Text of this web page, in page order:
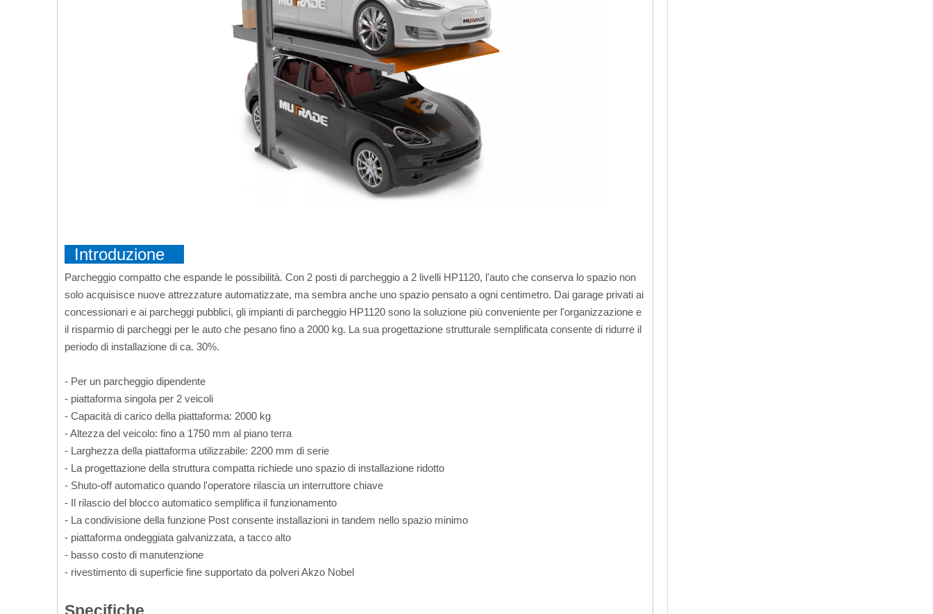
Introduzione
Parcheggio compatto che espande le possibilità. Con 2 posti di parcheggio a 2 livelli HP1120, l'auto che conserva lo spazio non
solo acquisisce nuove attrezzature automatizzate, ma sembra anche uno spazio pensato a ogni centimetro. Dai garage privati ​​ai
concessionari e ai parcheggi pubblici, gli impianti di parcheggio HP1120 sono la soluzione più conveniente per l'organizzazione e
il risparmio di parcheggi per le auto che pesano fino a 2000 kg. La sua progettazione strutturale semplificata consente di ridurre il
periodo di installazione di ca. 30%.
- Per un parcheggio dipendente
- piattaforma singola per 2 veicoli
- Capacità di carico della piattaforma: 2000 kg
- Altezza del veicolo: fino a 1750 mm al piano terra
- Larghezza della piattaforma utilizzabile: 2200 mm di serie
- La progettazione della struttura compatta richiede uno spazio di installazione ridotto
- Shuto-off automatico quando l'operatore rilascia un interruttore chiave
- Il rilascio del blocco automatico semplifica il funzionamento
- La condivisione della funzione Post consente installazioni in tandem nello spazio minimo
- piattaforma ondeggiata galvanizzata, a tacco alto
- basso costo di manutenzione
- rivestimento di superficie fine supportato da polveri Akzo Nobel